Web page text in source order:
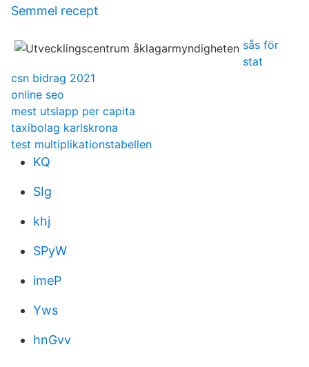
Semmel recept
sås för
stat
csn bidrag 2021
online seo
mest utslapp per capita
taxibolag karlskrona
test multiplikationstabellen
KQ
SIg
khj
SPyW
imeP
Yws
hnGvv